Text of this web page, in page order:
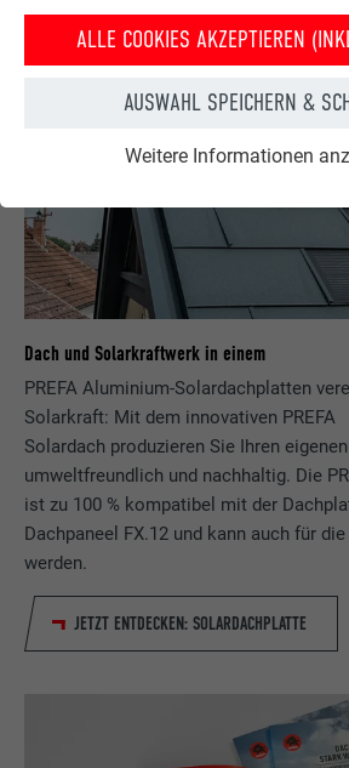
ALLE COOKIES AKZEPTIEREN
AUSWAHL SPEICHERN &
Weitere Informationen
PREFA SOLAR – DAS DACH DER ZUKUNFT
Dach und Solarkraftwerk in einem
PREFA Aluminium-Solardachplatten
Solarkraft: Mit dem innovativen PREFA
Solardach produzieren Sie Ihren
umweltfreundlich und nachhaltig. Die
ist zu 100 % kompatibel mit der
Dachpaneel FX.12 und kann auch für
werden.
JETZT ENTDECKEN: SOLARDACHPLATTE